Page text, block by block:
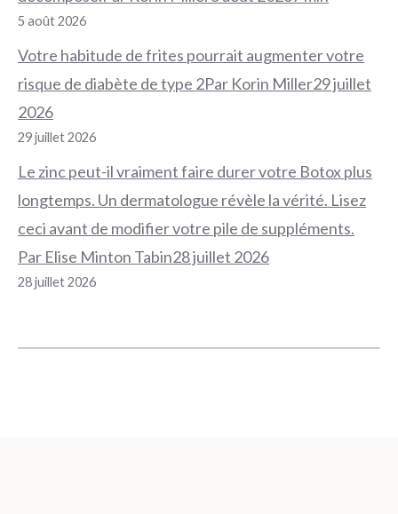
5 août 2026
Votre habitude de frites pourrait augmenter votre
risque de diabète de type 2Par Korin Miller29 juillet
2026
29 juillet 2026
Le zinc peut-il vraiment faire durer votre Botox plus
longtemps. Un dermatologue révèle la vérité. Lisez
ceci avant de modifier votre pile de suppléments.
Par Elise Minton Tabin28 juillet 2026
28 juillet 2026